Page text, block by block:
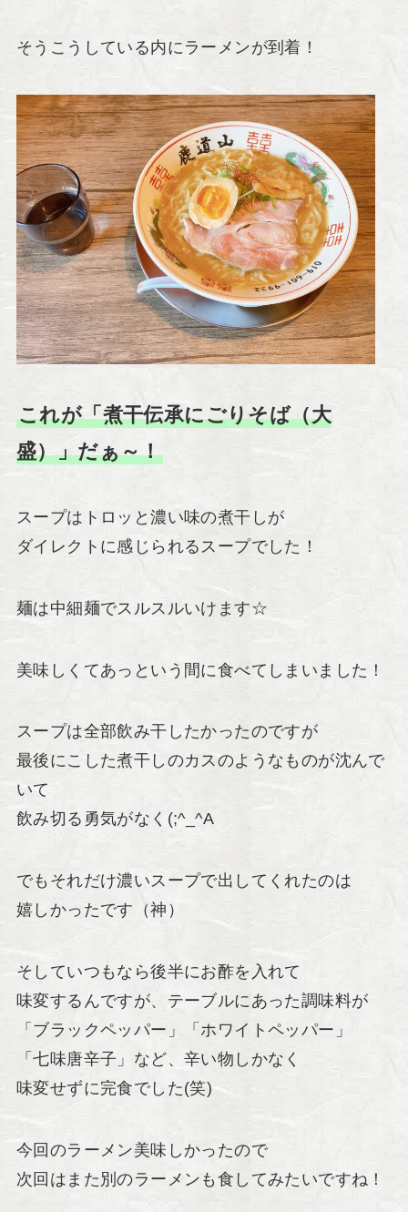
そうこうしている内にラーメンが到着！
これが「煮干伝承にごりそば（大
盛）」だぁ～！
スープはトロッと濃い味の煮干しが
ダイレクトに感じられるスープでした！
麺は中細麺でスルスルいけます☆
美味しくてあっという間に食べてしまいました！
スープは全部飲み干したかったのですが
最後にこした煮干しのカスのようなものが沈んで
いて
飲み切る勇気がなく(;^_^A
でもそれだけ濃いスープで出してくれたのは
嬉しかったです（神）
そしていつもなら後半にお酢を入れて
味変するんですが、テーブルにあった調味料が
「ブラックペッパー」「ホワイトペッパー」
「七味唐辛子」など、辛い物しかなく
味変せずに完食でした(笑)
今回のラーメン美味しかったので
次回はまた別のラーメンも食してみたいですね！